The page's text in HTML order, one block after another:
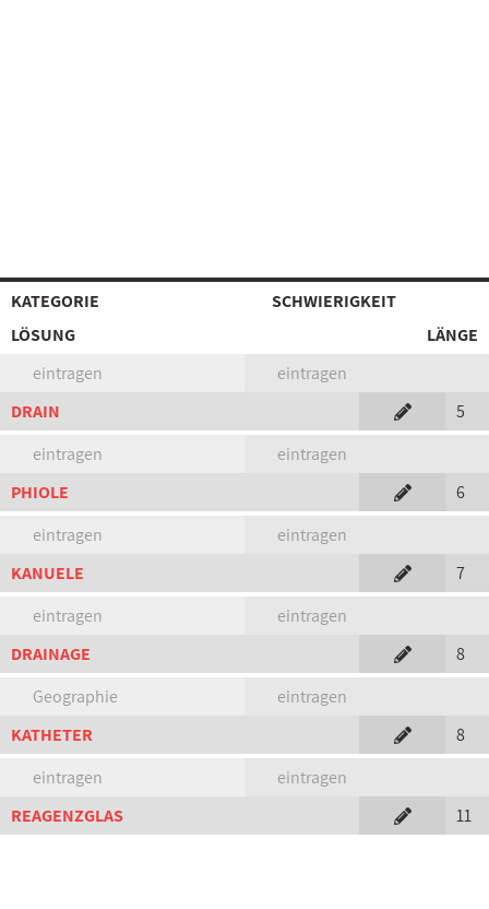
KATEGORIE
SCHWIERIGKEIT
LÖSUNG
LÄNGE
eintragen
eintragen
DRAIN
5
eintragen
eintragen
PHIOLE
6
eintragen
eintragen
KANUELE
7
eintragen
eintragen
DRAINAGE
8
Geographie
eintragen
KATHETER
8
eintragen
eintragen
REAGENZGLAS
11